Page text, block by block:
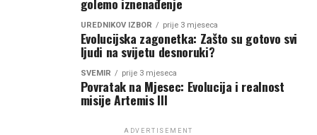
UREDNIKOV IZBOR prije 3 mjeseca
Evolucijska zagonetka: Zašto su gotovo svi
ljudi na svijetu desnoruki?
SVEMIR prije 3 mjeseca
Povratak na Mjesec: Evolucija i realnost
misije Artemis III
ADVERTISEMENT